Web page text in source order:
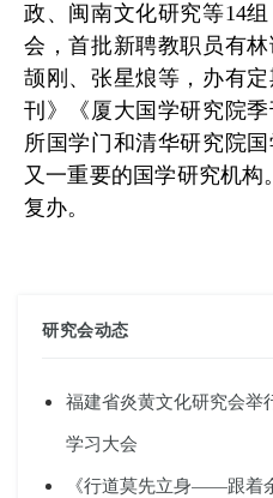
政、闽南文化研究等14组
会，首批新聘教职员有
颉刚、张星烺等，办有
刊》《厦大国学研究院
所国学门和清华研究院
又一重要的国学研究机构
复办。
研究会动态
福建省炎黄文化研究会举
学习大会
《行道莫先立身——跟着